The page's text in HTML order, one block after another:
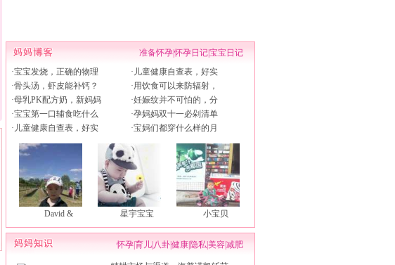
准备怀孕|怀孕日记|宝宝日记
·宝宝发烧，正确的物理
·骨头汤，虾皮能补钙？
·母乳PK配方奶，新妈妈
·宝宝第一口辅食吃什么
· 儿童健康自查表，好实
· 儿童健康自查表，好实
·用饮食可以来防辐射，
·妊娠纹并不可怕的，分
·孕妈妈双十一必剁清单
·宝妈们都穿什么样的月
David & 星宇宝宝 小宝贝
怀孕|育儿| 八卦|健康| 隐私|美容|减肥